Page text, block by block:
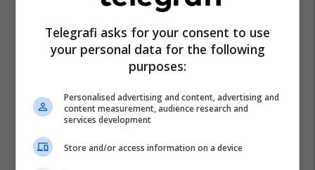
Telegrafi asks for your consent to use
your personal data for the following
purposes:
Personalised advertising and content, advertising and
content measurement, audience research and
services development
Store and/or access information on a device